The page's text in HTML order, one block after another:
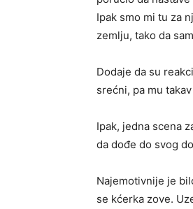
Ipak smo mi tu za
zemlju, tako da
Dodaje da su
srećni, pa mu
Ipak, jedna scena
da dođe do svog
Najemotivnije je
se kćerka zove.